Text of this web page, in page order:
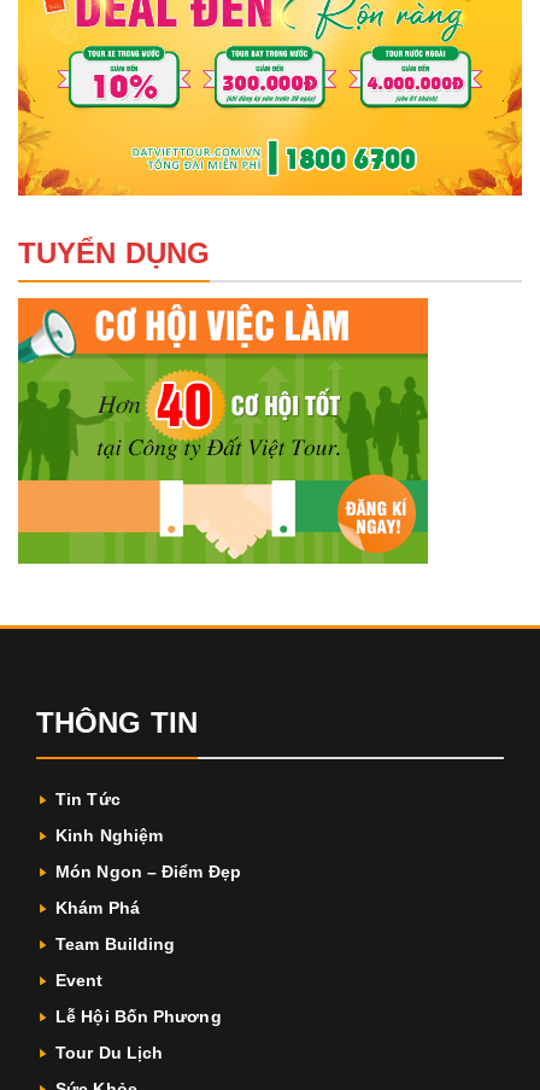
TUYỂN DỤNG
THÔNG TIN
Tin Tức
Kinh Nghiệm
Món Ngon – Điểm Đẹp
Khám Phá
Team Building
Event
Lễ Hội Bốn Phương
Tour Du Lịch